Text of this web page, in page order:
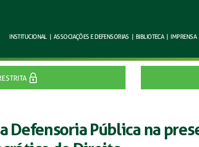
INSTITUCIONAL | ASSOCIAÇÕES EDEFENSORIAS | BIBLIOTECA | IMPRENSA
Defensoria Pública na